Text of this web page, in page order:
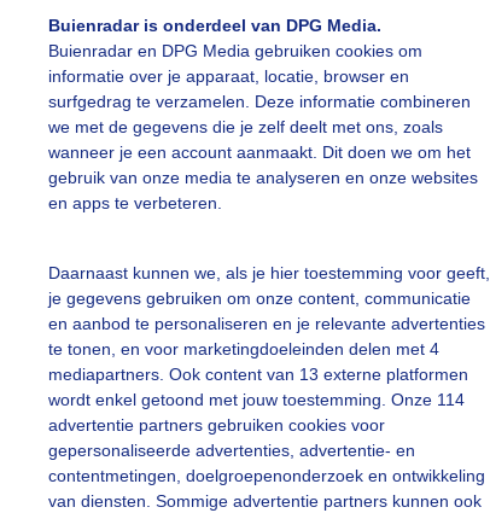
Buienradar is onderdeel van DPG Media.
Buienradar en DPG Media gebruiken cookies om
informatie over je apparaat, locatie, browser en
surfgedrag te verzamelen. Deze informatie combineren
we met de gegevens die je zelf deelt met ons, zoals
wanneer je een account aanmaakt. Dit doen we om het
gebruik van onze media te analyseren en onze websites
en apps te verbeteren.
Daarnaast kunnen we, als je hier toestemming voor geeft,
je gegevens gebruiken om onze content, communicatie
en aanbod te personaliseren en je relevante advertenties
te tonen, en voor marketingdoeleinden delen met 4
mediapartners. Ook content van 13 externe platformen
wordt enkel getoond met jouw toestemming. Onze 114
advertentie partners gebruiken cookies voor
gepersonaliseerde advertenties, advertentie- en
contentmetingen, doelgroepenonderzoek en ontwikkeling
van diensten. Sommige advertentie partners kunnen ook
lichtjes tijdens de donkere dagen voor kerst
Cynthia Van Leusden Gemaakt: 15-12-2025, 107x bekeken
Lichtjes